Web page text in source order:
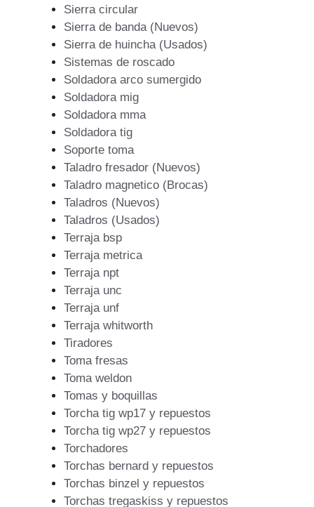
Sierra circular
Sierra de banda (Nuevos)
Sierra de huincha (Usados)
Sistemas de roscado
Soldadora arco sumergido
Soldadora mig
Soldadora mma
Soldadora tig
Soporte toma
Taladro fresador (Nuevos)
Taladro magnetico (Brocas)
Taladros (Nuevos)
Taladros (Usados)
Terraja bsp
Terraja metrica
Terraja npt
Terraja unc
Terraja unf
Terraja whitworth
Tiradores
Toma fresas
Toma weldon
Tomas y boquillas
Torcha tig wp17 y repuestos
Torcha tig wp27 y repuestos
Torchadores
Torchas bernard y repuestos
Torchas binzel y repuestos
Torchas tregaskiss y repuestos